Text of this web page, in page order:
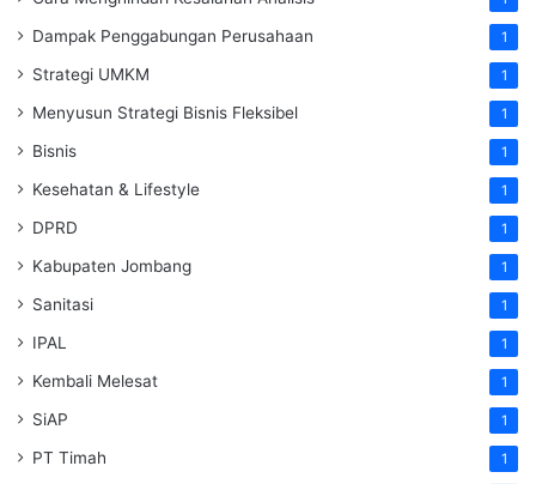
Dampak Penggabungan Perusahaan 1
Strategi UMKM 1
Menyusun Strategi Bisnis Fleksibel 1
Bisnis 1
Kesehatan & Lifestyle 1
DPRD 1
Kabupaten Jombang 1
Sanitasi 1
IPAL 1
Kembali Melesat 1
SiAP 1
PT Timah 1